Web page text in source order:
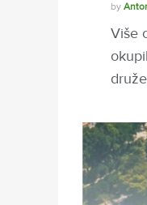
by
Više